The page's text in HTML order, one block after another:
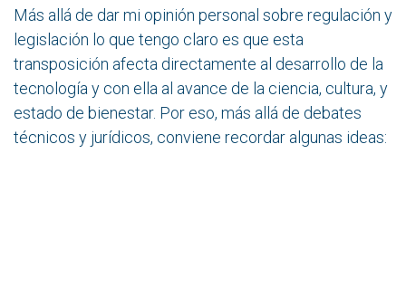
Más allá de dar mi opinión personal sobre regulación y
legislación lo que tengo claro es que esta
transposición afecta directamente al desarrollo de la
tecnología y con ella al avance de la ciencia, cultura, y
estado de bienestar. Por eso, más allá de debates
técnicos y jurídicos, conviene recordar algunas ideas: